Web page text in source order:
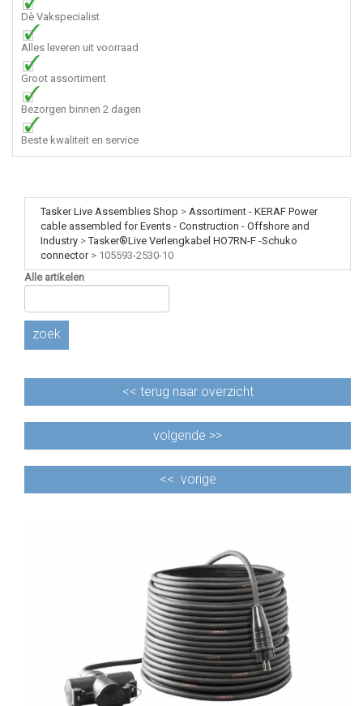
Dè Vakspecialist
Alles leveren uit voorraad
Groot assortiment
Bezorgen binnen 2 dagen
Beste kwaliteit en service
Tasker Live Assemblies Shop > Assortiment - KERAF Power
cable assembled for Events - Construction - Offshore and
Industry >Tasker®Live Verlengkabel HO7RN-F -Schuko
connector> 105593-2530-10
Alle artikelen
zoek
<< terug naar overzicht
volgende >>
<< vorige